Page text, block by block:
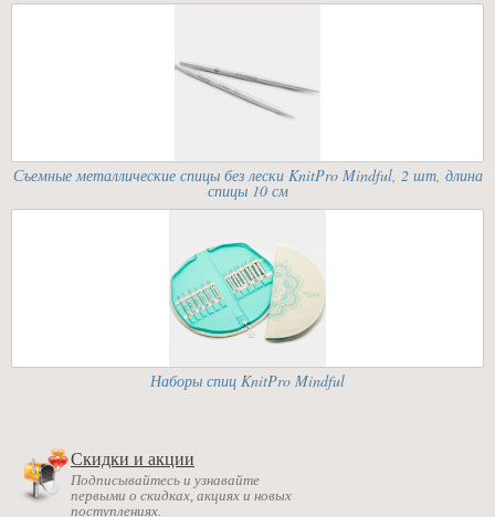
Съемные металлические спицы без лески KnitPro Mindful, 2 шт, длина
спицы 10 см
Наборы спиц KnitPro Mindful
Скидки и акции
Подписывайтесь и узнавайте
первыми о скидках, акциях и новых
поступлениях.